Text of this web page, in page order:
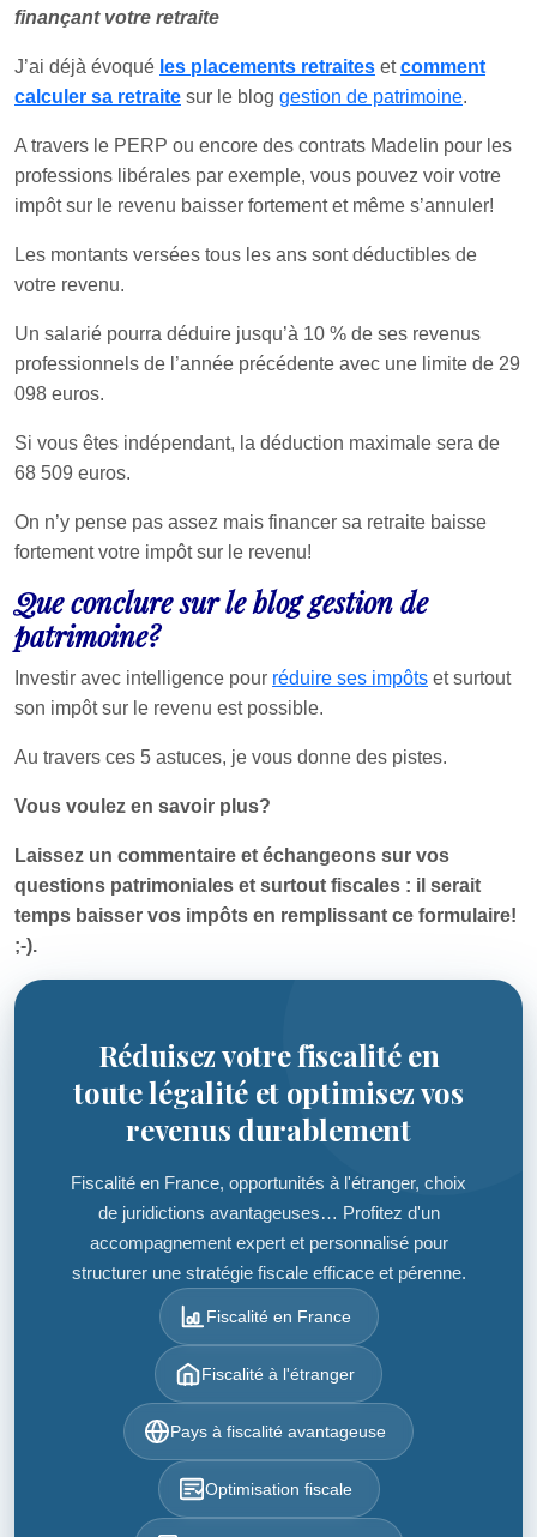
finançant votre retraite
J’ai déjà évoqué les placements retraites etcomment
calculer sa retraite sur le blog gestion de patrimoine.
A travers le PERP ou encore des contrats Madelin pour les
professions libérales par exemple, vous pouvez voir votre
impôt sur le revenu baisser fortement et même s’annuler!
Les montants versées tous les ans sont déductibles de
votre revenu.
Un salarié pourra déduire jusqu’à 10 % de ses revenus
professionnels de l’année précédente avec une limite de 29
098 euros.
Si vous êtes indépendant, la déduction maximale sera de
68 509 euros.
On n’y pense pas assez mais financer sa retraite baisse
fortement votre impôt sur le revenu!
Que conclure sur le blog gestion de
patrimoine?
Investir avec intelligence pour réduire ses impôts et surtout
son impôt sur le revenu est possible.
Au travers ces 5 astuces, je vous donne des pistes.
Vous voulez en savoir plus?
Laissez un commentaire et échangeons sur vos
questions patrimoniales et surtout fiscales : il serait
temps baisser vos impôts en remplissant ce formulaire!
;-).
Réduisez votre fiscalité en
toute légalité et optimisez vos
revenus durablement
Fiscalité en France, opportunités à l'étranger, choix
de juridictions avantageuses… Profitez d'un
accompagnement expert et personnalisé pour
structurer une stratégie fiscale efficace et pérenne.
Fiscalité en France
Fiscalité à l'étranger
Pays à fiscalité avantageuse
Optimisation fiscale